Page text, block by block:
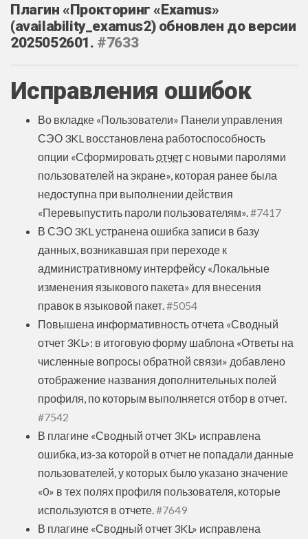
Плагин «Прокторинг «Examus»
(availability_examus2) обновлен до версии
2025052601. #7633
Исправления ошибок
Во вкладке «Пользователи» Панели управления
СЭО 3KL восстановлена работоспособность
опции «Сформироватьотчетс новыми паролями
пользователей на экране», которая ранее была
недоступна при выполнении действия
«Перевыпустить пароли пользователям». #7417
В СЭО 3KL устранена ошибка записи в базу
данных, возникавшая при переходе к
административному интерфейсу «Локальные
изменения языкового пакета» для внесения
правок в языковой пакет. #5054
Повышена информативность отчета «Сводный
отчет 3KL»: в итоговую форму шаблона «Ответы на
численные вопросы обратной связи» добавлено
отображение названия дополнительных полей
профиля, по которым выполняется отбор в отчет.
#7542
В плагине «Сводный отчет 3KL‎» исправлена
ошибка, из-за которой в отчет не попадали данные
пользователей, у которых было указано значение
«0» в тех полях профиля пользователя, которые
используются в отчете. #7649
В плагине «Сводный отчет 3KL‎» исправлена